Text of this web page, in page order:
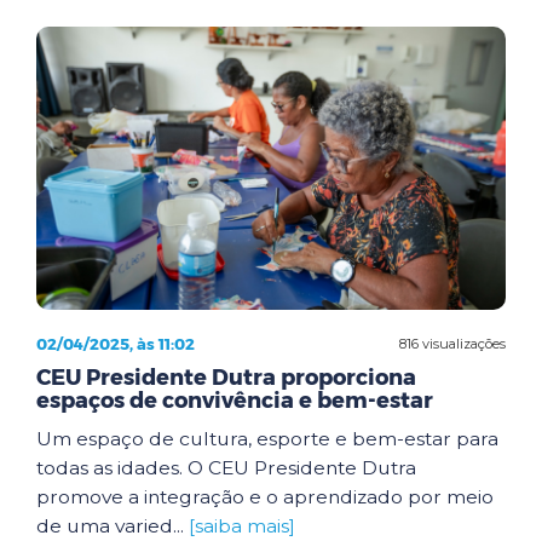
816 visualizações
02/04/2025, às 11:02
CEU Presidente Dutra proporciona
espaços de convivência e bem-estar
Um espaço de cultura, esporte e bem-estar para
todas as idades. O CEU Presidente Dutra
promove a integração e o aprendizado por meio
de uma varied... [saiba mais]